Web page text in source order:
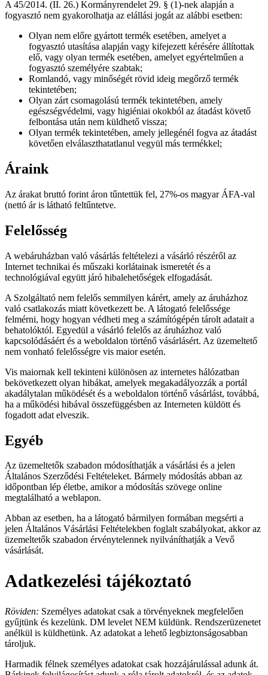
A 45/2014. (II. 26.) Kormányrendelet 29. § (1)-nek alapján a
fogyasztó nem gyakorolhatja az elállási jogát az alábbi esetben:
Olyan nem előre gyártott termék esetében, amelyet a
fogyasztó utasítása alapján vagy kifejezett kérésére állítottak
elő, vagy olyan termék esetében, amelyet egyértelműen a
fogyasztó személyére szabtak;
Romlandó, vagy minőségét rövid ideig megőrző termék
tekintetében;
Olyan zárt csomagolású termék tekintetében, amely
egészségvédelmi, vagy higiéniai okokból az átadást követő
felbontása után nem küldhető vissza;
Olyan termék tekintetében, amely jellegénél fogva az átadást
követően elválaszthatatlanul vegyül más termékkel;
Áraink
Az árakat bruttó forint áron tűntettük fel, 27%-os magyar ÁFA-val
(nettó ár is látható feltűntetve.
Felelősség
A webáruházban való vásárlás feltételezi a vásárló részéről az
Internet technikai és műszaki korlátainak ismeretét és a
technológiával együtt járó hibalehetőségek elfogadását.
A Szolgáltató nem felelős semmilyen kárért, amely az áruházhoz
való csatlakozás miatt következett be. A látogató felelőssége
felmérni, hogy hogyan védheti meg a számítógépén tárolt adatait a
behatolóktól. Egyedül a vásárló felelős az áruházhoz való
kapcsolódásáért és a weboldalon történő vásárlásért. Az üzemeltető
nem vonható felelősségre vis maior esetén.
Vis maiornak kell tekinteni különösen az internetes hálózatban
bekövetkezett olyan hibákat, amelyek megakadályozzák a portál
akadálytalan működését és a weboldalon történő vásárlást, továbbá,
ha a működési hibával összefüggésben az Interneten küldött és
fogadott adat elveszik.
Egyéb
Az üzemeltetők szabadon módosíthatják a vásárlási és a jelen
Általános Szerződési Feltételeket. Bármely módosítás abban az
időpontban lép életbe, amikor a módosítás szövege online
megtalálható a weblapon.
Abban az esetben, ha a látogató bármilyen formában megsérti a
jelen Általános Vásárlási Feltételekben foglalt szabályokat, akkor az
üzemeltetők szabadon érvénytelennek nyilváníthatják a Vevő
vásárlását.
Adatkezelési tájékoztató
Röviden: Személyes adatokat csak a törvényeknek megfelelően
gyűjtünk és kezelünk. DM levelet NEM küldünk. Rendszerüzenetet
anélkül is küldhetünk. Az adatokat a lehető legbiztonságosabban
tároljuk.
Harmadik félnek személyes adatokat csak hozzájárulással adunk át.